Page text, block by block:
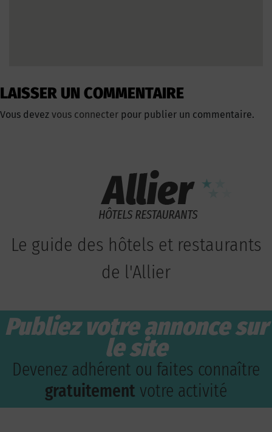
LAISSER UN COMMENTAIRE
Vous devez vous connecter pour publier un commentaire.
Le guide des hôtels et restaurants
de l'Allier
Publiez votre annonce sur
le site
Devenez adhérent ou faites connaître
gratuitement votre activité